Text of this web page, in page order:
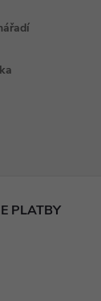
PLATBY